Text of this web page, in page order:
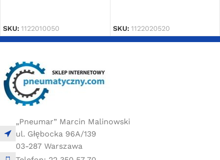
SKU: 1122010050 SKU: 1122020520
„Pneumar” Marcin Malinowski
ul. Głębocka 96A/139
03-287 Warszawa